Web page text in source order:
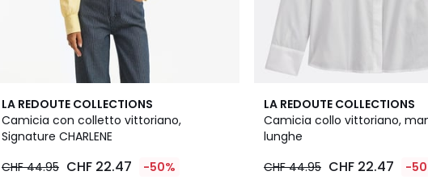
LA REDOUTE COLLECTIONS
Camicia con colletto vittoriano,
Signature CHARLENE
CHF 44.95 CHF 22.47 -50%
3.7
/ 5
LA REDOUTE COLLECTIONS
Camicia collo vittoriano,
lunghe
CHF 44.95 CHF 22.47 -
4.5
/ 5